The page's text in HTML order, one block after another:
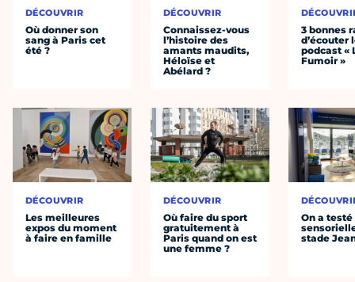
DÉCOUVRIR
Où donner son
sang à Paris cet
été ?
DÉCOUVRIR
Les meilleures
expos du moment
à faire en famille
DÉCOUVRIR
Connaissez-vous
l’histoire des
amants maudits,
Héloïse et
Abélard ?
DÉCOUVRIR
Où faire du sport
gratuitement à
Paris quand on est
une femme ?
3 bonnes
d’écouter
podcast «
Fumoir »
On a
stade